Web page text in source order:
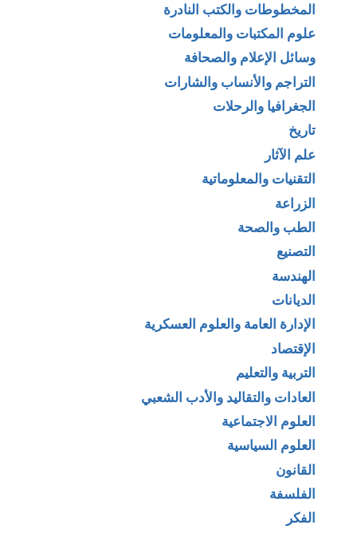
المخطوطات والكتب النادرة
علوم المكتبات والمعلومات
وسائل الإعلام والصحافة
التراجم والأنساب والشارات
الجغرافيا والرحلات
تاريخ
علم الآثار
التقنيات والمعلوماتية
الزراعة
الطب والصحة
التصنيع
الهندسة
الديانات
الإدارة العامة والعلوم العسكرية
الإقتصاد
التربية والتعليم
العادات والتقاليد والأدب الشعبي
العلوم الاجتماعية
العلوم السياسية
القانون
الفلسفة
الفكر